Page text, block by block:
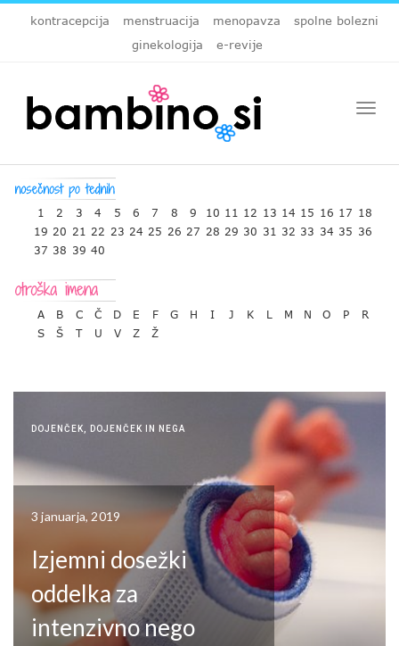
kontracepcija menstruacija menopavza
spolne bolezni
ginekologija
e-revije
1 2 3 4 5 6 7 8 9 10 11 12 13 14 15 16 17 18
19 20 21 22 23 24 25 26 27 28 29 30 31 32 33 34 35 36
37 38 39 40
A B C Č D E F G H I J K L M N O P
R
S
Š T U V Z Ž
DOJENČEK DOJENČEK IN NEGA
3 januarja, 2019
Izjemni dosežki
oddelka za
intenzivno nego